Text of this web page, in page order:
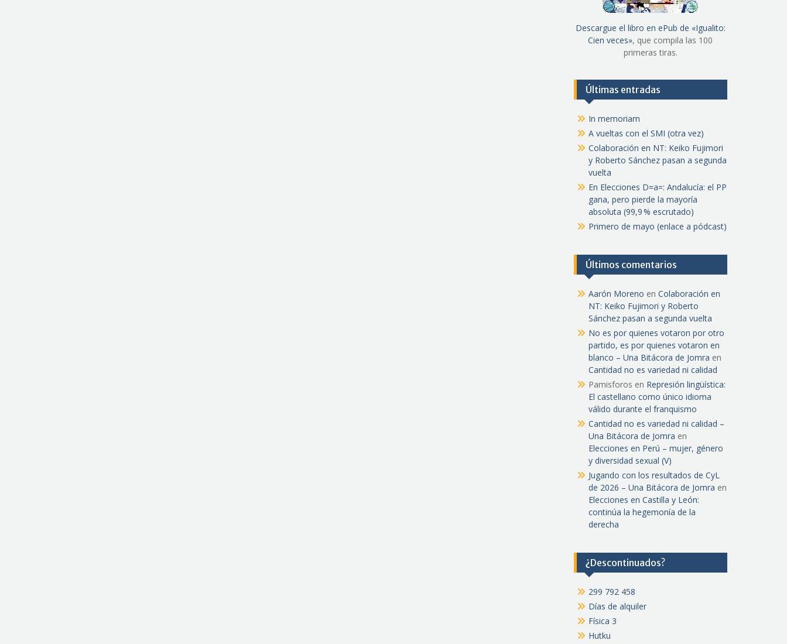
Descargue el libro en ePub de «Igualito:
Cien veces», que compila las 100
primeras tiras.
Últimas entradas
In memoriam
A vueltas con el SMI (otra vez)
Colaboración en NT: Keiko Fujimori
y Roberto Sánchez pasan a segunda
vuelta
En Elecciones D=a=: Andalucía: el PP
gana, pero pierde la mayoría
absoluta (99,9 % escrutado)
Primero de mayo (enlace a pódcast)
Últimos comentarios
Aarón Moreno en Colaboración en
NT: Keiko Fujimori y Roberto
Sánchez pasan a segunda vuelta
No es por quienes votaron por otro
partido, es por quienes votaron en
blanco – Una Bitácora de Jomra en
Cantidad no es variedad ni calidad
Pamisforos en Represión lingüística:
El castellano como único idioma
válido durante el franquismo
Cantidad no es variedad ni calidad –
Una Bitácora de Jomra en
Elecciones en Perú – mujer, género
y diversidad sexual (V)
Jugando con los resultados de CyL
de 2026 – Una Bitácora de Jomra en
Elecciones en Castilla y León:
continúa la hegemonía de la
derecha
¿Descontinuados?
299 792 458
Días de alquiler
Física 3
Hutku